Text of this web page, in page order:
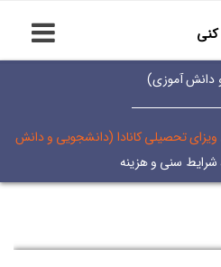
دانش آموزی)
ویزای تحصیلی کانادا (دانشجویی و دانش
شرایط سنی و هزینه